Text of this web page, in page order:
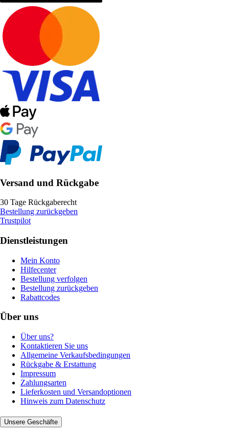
Versand und Rückgabe
30 Tage Rückgaberecht
Bestellung zurückgeben
Trustpilot
Dienstleistungen
Mein Konto
Hilfecenter
Bestellung verfolgen
Bestellung zurückgeben
Rabattcodes
Über uns
Über uns?
Kontaktieren Sie uns
Allgemeine Verkaufsbedingungen
Rückgabe & Erstattung
Impressum
Zahlungsarten
Lieferkosten und Versandoptionen
Hinweis zum Datenschutz
Unsere Geschäfte